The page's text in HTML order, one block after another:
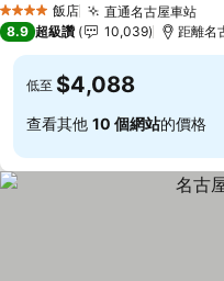
4 星級 飯店 直通名古屋車站查
8.9 超級讚 10,039 距離名
低至 $4,088
查看其他 10 個網站的價格